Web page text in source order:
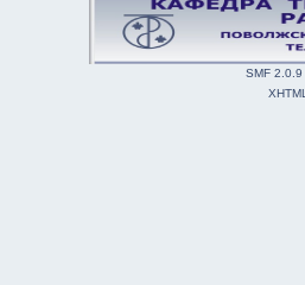
SMF 2.0.9